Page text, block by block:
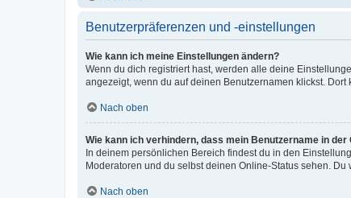
Benutzerpräferenzen und -einstellungen
Wie kann ich meine Einstellungen ändern?
Wenn du dich registriert hast, werden alle deine
angezeigt, wenn du auf deinen Benutzernamen klickst.
Nach oben
Wie kann ich verhindern, dass mein Benutzername in
In deinem persönlichen Bereich findest du in den
Moderatoren und du selbst deinen Online-Status sehen.
Nach oben